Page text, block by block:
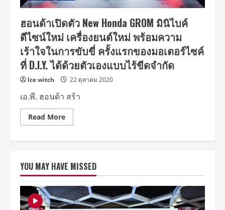
ฮอนด้าเปิดตัว New Honda GROM มินิไบค์
ดีไซน์ใหม่ เครื่องยนต์ใหม่ พร้อมความ
เร้าใจในการขับขี่ ครั้งแรกของมอเตอร์ไซค์
ที่ D.I.Y. ได้ด้วยตัวเองแบบไร้ขีดจำกัด
Ice witch 22 ตุลาคม 2020
เอ.พี. ฮอนด้า สร้า
Read MoreRead
more
Honda
GROM
มิ
นิ
ไบค์
ดีไซน์
ใหม่
YOU MAY HAVE MISSED